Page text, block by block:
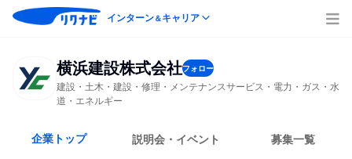
インターン＆キャリア
横浜建設株式会社フォロー
建設・土木・建設・修理・メンテナンスサービス・電力・ガス・水
道・エネルギー
企業トップ 説明会・イベント 募集一覧